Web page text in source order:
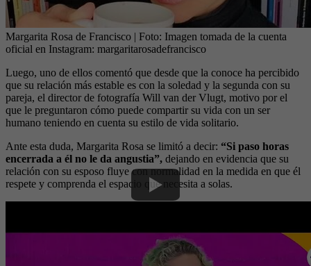
Margarita Rosa de Francisco | Foto: Imagen tomada de la cuenta
oficial en Instagram: margaritarosadefrancisco
Luego, uno de ellos comentó que desde que la conoce ha percibido
que su relación más estable es con la soledad y la segunda con su
pareja, el director de fotografía Will van der Vlugt, motivo por el
que le preguntaron cómo puede compartir su vida con un ser
humano teniendo en cuenta su estilo de vida solitario.
Ante esta duda, Margarita Rosa se limitó a decir: “Si paso horas
encerrada a él no le da angustia”, dejando en evidencia que su
relación con su esposo fluye con normalidad en la medida en que él
respete y comprenda el espacio que necesita a solas.